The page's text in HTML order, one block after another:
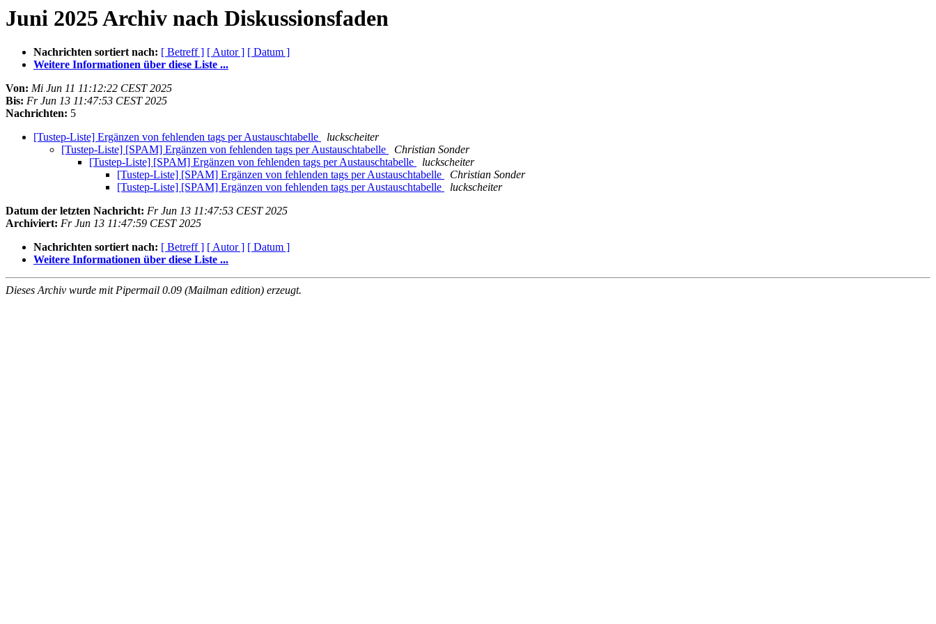
Juni 2025 Archiv nach Diskussionsfaden
Nachrichten sortiert nach: [ Betreff ] [ Autor ] [ Datum ]
Weitere Informationen über diese Liste ...
Von: Mi Jun 11 11:12:22 CEST 2025
Bis: Fr Jun 13 11:47:53 CEST 2025
Nachrichten: 5
[Tustep-Liste] Ergänzen von fehlenden tags per Austauschtabelle
luckscheiter
[Tustep-Liste] [SPAM] Ergänzen von fehlenden tags per Austauschtabelle
Christian Sonder
[Tustep-Liste] [SPAM] Ergänzen von fehlenden tags per Austauschtabelle
luckscheiter
[Tustep-Liste] [SPAM] Ergänzen von fehlenden tags per Austauschtabelle
Christian Sonder
[Tustep-Liste] [SPAM] Ergänzen von fehlenden tags per Austauschtabelle
luckscheiter
Datum der letzten Nachricht: Fr Jun 13 11:47:53 CEST 2025
Archiviert: Fr Jun 13 11:47:59 CEST 2025
Nachrichten sortiert nach: [ Betreff ] [ Autor ] [ Datum ]
Weitere Informationen über diese Liste ...
Dieses Archiv wurde mit Pipermail 0.09 (Mailman edition) erzeugt.